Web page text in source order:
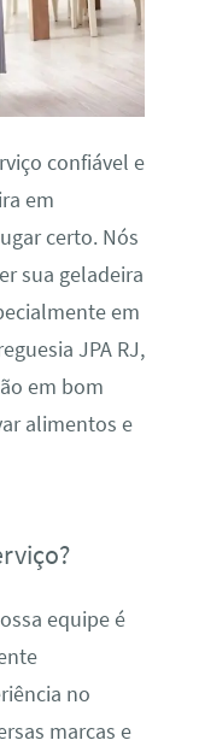
confiável e
em
certo. Nós
sua geladeira
em
JPA RJ,
em bom
alimentos e
equipe é
no
marcas e